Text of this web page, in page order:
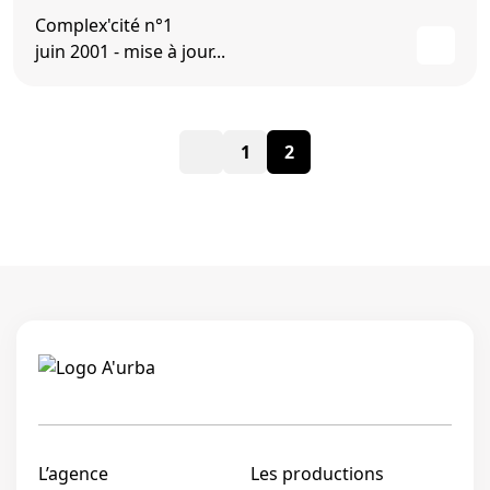
Complex'cité n°1
juin 2001 - mise à jour...
Pagination
1 2
L’agence Les productions